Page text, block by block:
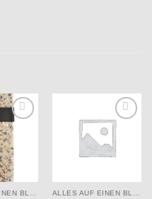
Add to
wishlist
ALLES AUF EINEN BLICK
Add to
ALLES AUF EINEN BLICK